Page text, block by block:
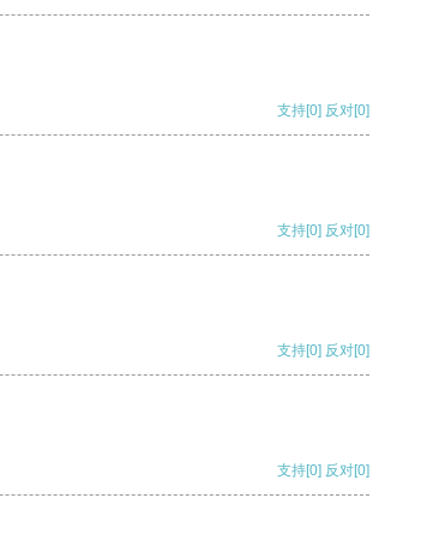
支持[0] 反对[0]
支持[0] 反对[0]
支持[0] 反对[0]
支持[0] 反对[0]